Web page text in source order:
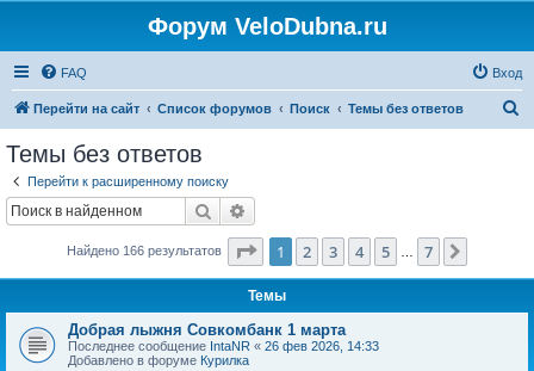
Форум VeloDubna.ru
FAQ Вход
Перейти на сайт Список форумов Поиск Темы без ответов
Темы без ответов
Перейти к расширенному поиску
Поиск
Найдено 166 результатов Страница из
1 2 3 4 5 7
Темы
Добрая лыжня Совкомбанк 1 марта
Последнее сообщение IntaNR « 26 фев 2026, 14:33
Добавлено в форуме Курилка